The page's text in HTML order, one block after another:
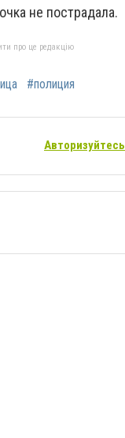
не пострадала.
про це редакцію
#полиция
Авторизуйтесь